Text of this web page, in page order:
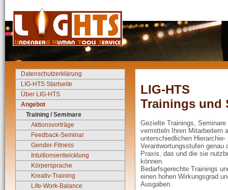
Datenschutzerklärung
LIG-HTS Startseite
Über LIG-HTS
Angebot
Training / Seminare
Aktionsvorträge
Feedback-Seminar
Gender-Fitness
Intuitionsentwicklung
Körpersprache
Kreativ-Training
Life-Work-Balance
LIG-HTS
Trainings und
Gezielte Trainings, Seminare
vermitteln Ihren Mitarbeitern
unterschiedlichen Hierarchie-
Verantwortungsstufen genau
Praxis, das und die sie
können.
Bedarfsgerechte Trainings
einen hohen Wirkungsgrad
Ausgaben.